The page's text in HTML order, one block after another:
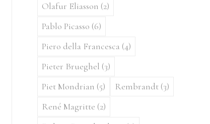
Olafur Eliasson (2)
Pablo Picasso (6)
Piero della Francesca (4)
Pieter Brueghel (3)
Piet Mondrian (5) Rembrandt (3)
René Magritte (2)